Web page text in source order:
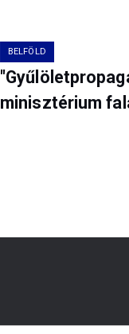
BELFÖLD
minisztérium